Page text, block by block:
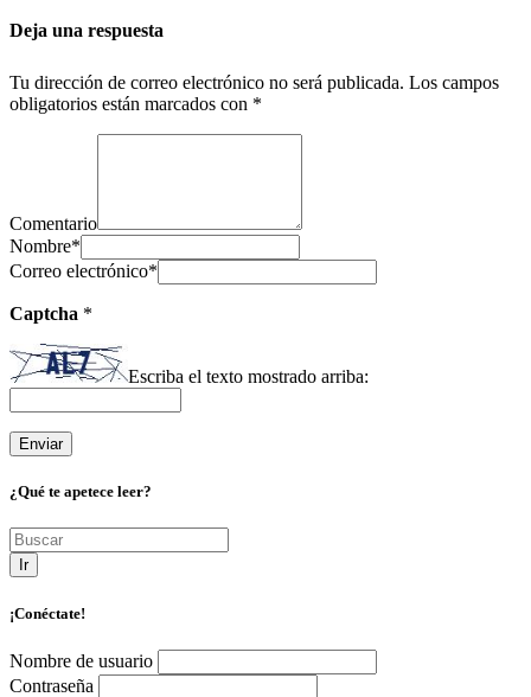
Deja una respuesta
Tu dirección de correo electrónico no será publicada. Los campos
obligatorios están marcados con *
Comentario
Nombre*
Correo electrónico*
Captcha *
Escriba el texto mostrado arriba:
¿Qué te apetece leer?
Ir
¡Conéctate!
Nombre de usuario
Contraseña